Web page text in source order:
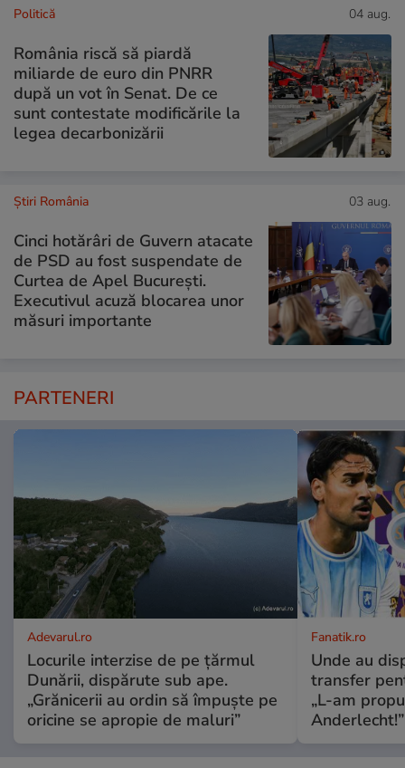
Politică 04 aug.
România riscă să piardă
miliarde de euro din PNRR
după un vot în Senat. De ce
sunt contestate modificările la
legea decarbonizării
Știri România 03 aug.
Cinci hotărâri de Guvern atacate
de PSD au fost suspendate de
Curtea de Apel București.
Executivul acuză blocarea unor
măsuri importante
PARTENERI
Adevarul.ro
Locurile interzise de pe țărmul
Dunării, dispărute sub ape.
„Grănicerii au ordin să împuște pe
oricine se apropie de maluri”
Fanatik.ro
Unde au
transfer
„L-am
Anderlecht!”